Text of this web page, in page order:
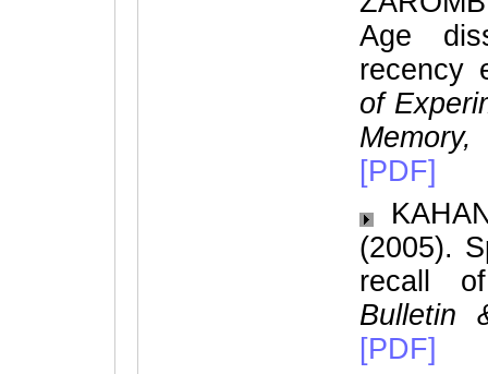
Age
recency
of
[PDF]
(2005).
recall
Bulletin
[PDF]